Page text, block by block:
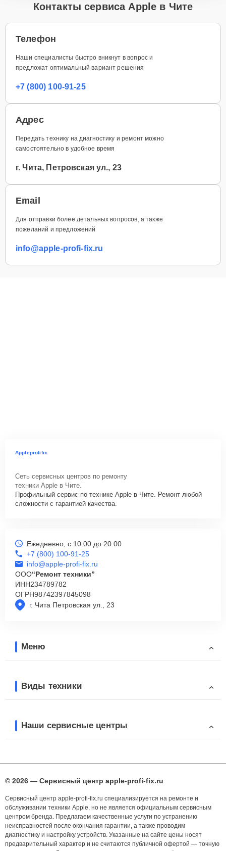
Контакты сервиса Apple в Чите
Телефон
Наши специалисты быстро вникнут в вопрос и
предложат оптимальный вариант решения
+7 (800) 100-91-25
Адрес
Передать технику на диагностику и ремонт можно
самостоятельно в удобное время
г. Чита, Петровская ул., 23
Email
Для отправки более детальных вопросов, а также
пожеланий и предложений
info@apple-profi-fix.ru
Appleprofifix
Сеть сервисных центров по ремонту
техники Apple в Чите.
Профильный сервис по технике Apple в Чите. Ремонт любой
сложности с гарантией качества.
г. Чита Петровская ул., 23
Ежедневно, с 10:00 до 20:00
+7 (800) 100-91-25
info@apple-profi-fix.ru
ООО“Ремонт техники”
ИНН234789782
ОГРН98742397845098
Меню
Виды техники
Наши сервисные центры
© 2026 — Сервисный центр apple-profi-fix.ru
Сервисный центр apple-profi-fix.ru специализируется на ремонте и
обслуживании техники Apple, но не является официальным сервисным
центром бренда. Предлагаем качественные услуги по устранению
неисправностей после окончания гарантии, а также проводим
диагностику и настройку устройств. Указанные на сайте цены носят
предварительный характер и не считаются публичной офертой — точную